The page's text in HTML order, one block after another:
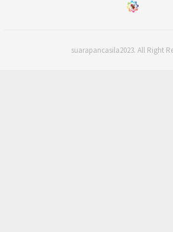
suarapancasila2023. All Right